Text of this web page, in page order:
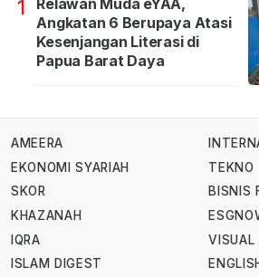
1
Relawan Muda eYAA,
Angkatan 6 Berupaya Atasi
Kesenjangan Literasi di
Papua Barat Daya
AMEERA
EKONOMI SYARIAH
SKOR
KHAZANAH
IQRA
ISLAM DIGEST
TEKNO
BISNIS
VISUAL